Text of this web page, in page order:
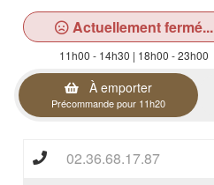
Actuellement fermé...
11h00 - 14h30 | 18h00 - 23h00
À emporter
Précommande pour 11h20
02.36.68.17.87